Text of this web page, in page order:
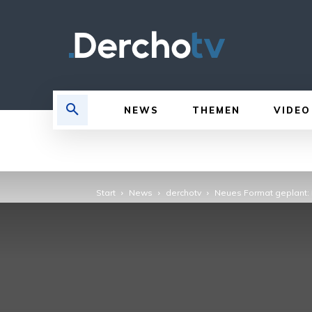
NEWS THEMEN VIDEO
Start News derchotv Neues Format geplant: